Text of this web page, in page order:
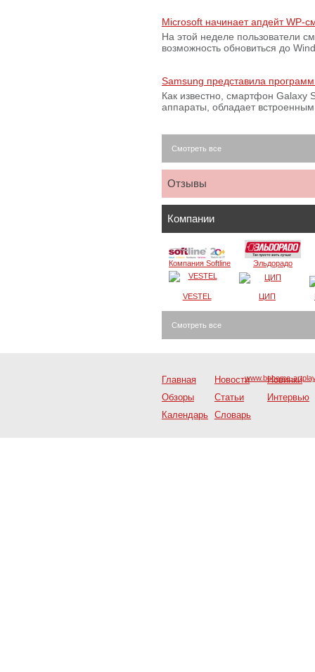
Microsoft начинает апдейт WP-
На этой неделе пользователи
возможность обновиться до
Samsung представила
Как известно, смартфон Galaxy
аппараты, обладает
Смотреть все
Отзывы
Компании
Компания Softline Эльдорадо
VESTEL ЦИП
Смотреть все
Главная Новости
Новинки
Обзоры
Статьи
Интервью
Календарь Словарь
www.boheme-